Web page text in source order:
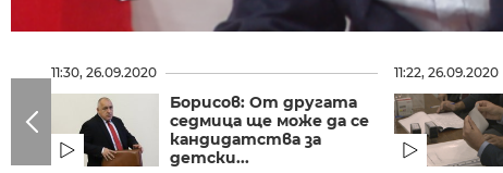
11:30, 26.09.2020
Борисов: От другата
седмица ще може да се
кандидатства за
детски...
11:22, 26.09.2020